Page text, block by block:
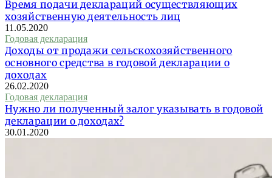
Время подачи деклараций осуществляющих
хозяйственную деятельность лиц
11.05.2020
Годовая декларация
Доходы от продажи сельскохозяйственного
основного средства в годовой декларации о
доходах
26.02.2020
Годовая декларация
Нужно ли полученный залог указывать в годовой
декларации о доходах?
30.01.2020